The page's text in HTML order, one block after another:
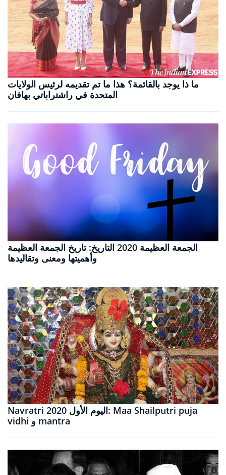
ما ذا يوجد بالقائمة؟ هذا ما تم تقديمه لرئيس الولايات
المتحدة في راشتراباتي بهافان
الجمعة العظيمة 2020 التاريخ: تاريخ الجمعة العظيمة
وأهميتها ومعنى وتقاليدها
Navratri 2020 اليوم الأول: Maa Shailputri puja
vidhi و mantra